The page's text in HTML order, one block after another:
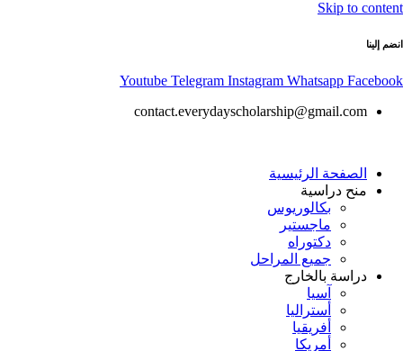
Skip to content
انضم إلينا
Youtube Telegram Instagram Whatsapp Facebook
contact.everydayscholarship@gmail.com
الصفحة الرئيسية
منح دراسية
بكالوريوس
ماجستير
دكتوراه
جميع المراحل
دراسة بالخارج
آسيا
أستراليا
أفريقيا
أمريكا